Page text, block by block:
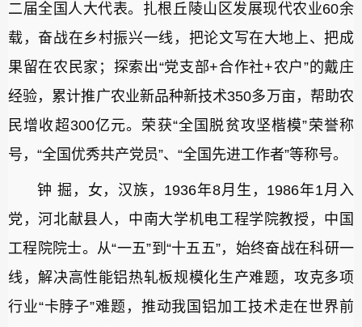
二届全国人大代表。扎根丘陵山区发展现代农业60余
载，奋战在乡村振兴一线，把论文写在大地上、把成
果留在农民家；探索出“党支部+合作社+农户”的戴庄
经验，累计推广农业新品种新技术350多万亩，帮助农
民增收超300亿元。荣获“全国脱贫攻坚楷模”荣誉称
号，“全国优秀共产党员”、“全国先进工作者”等称号。
钟 掘，女，汉族，1936年8月生，1986年1月入
党，河北献县人，中南大学机电工程学院教授，中国
工程院院士。从“一五”到“十五五”，始终奋战在科研一
线，解决高性能铝热轧板规模化生产难题，攻克多项
行业“卡脖子”难题，推动我国铝加工技术走在世界前